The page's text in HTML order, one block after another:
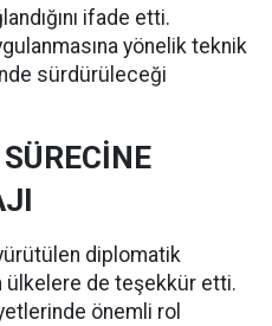
ifade etti.
yönelik teknik
sürdürüleceği
diplomatik
ülkelere de teşekkür etti.
önemli rol